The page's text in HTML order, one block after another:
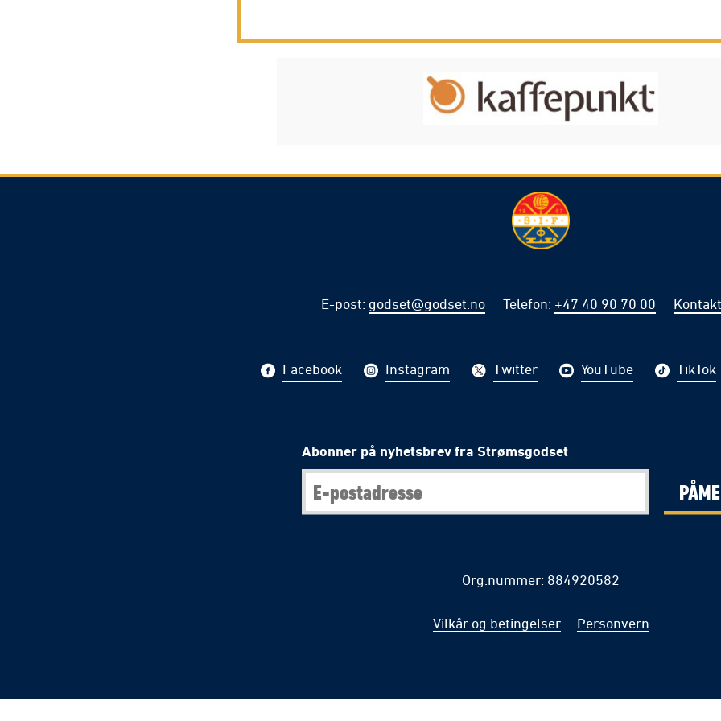
E-post: godset@godset.no Telefon: +47 40 90 70 00
Facebook Instagram Twitter YouTube TikTok
Abonner på nyhetsbrev fra Strømsgodset
Org.nummer: 884920582
Vilkår og betingelser Personvern